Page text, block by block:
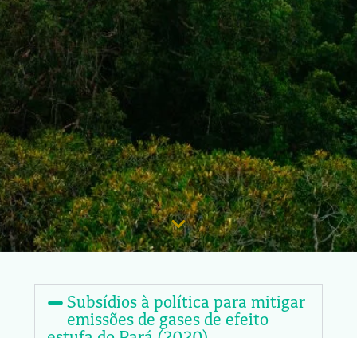
Subsídios à política para mitigar
emissões de gases de efeito